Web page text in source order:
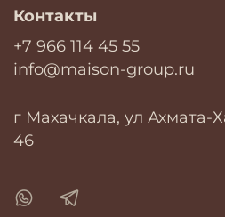
Контакты
+7 966 114 45 55
info@maison-group.ru
г Махачкала, ул
46